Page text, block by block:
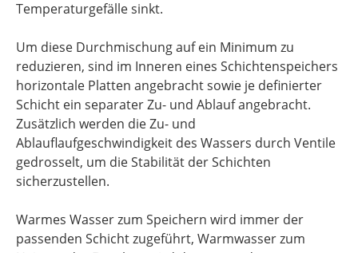
Temperaturgefälle sinkt.
Um diese Durchmischung auf ein Minimum zu
reduzieren, sind im Inneren eines Schichtenspeichers
horizontale Platten angebracht sowie je definierter
Schicht ein separater Zu- und Ablauf angebracht.
Zusätzlich werden die Zu- und
Ablauflaufgeschwindigkeit des Wassers durch Ventile
gedrosselt, um die Stabilität der Schichten
sicherzustellen.
Warmes Wasser zum Speichern wird immer der
passenden Schicht zugeführt, Warmwasser zum